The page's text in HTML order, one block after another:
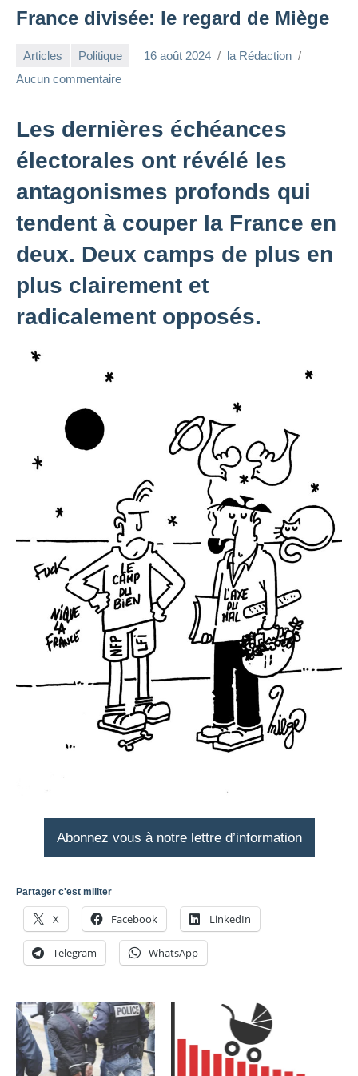
France divisée: le regard de Miège
Articles Politique 16 août 2024
la Rédaction
Aucun commentaire
Les dernières échéances
électorales ont révélé les
antagonismes profonds qui
tendent à couper la France en
deux. Deux camps de plus en
plus clairement et
radicalement opposés.
Abonnez vous à notre lettre d’information
Partager c'est militer
X Facebook LinkedIn
Telegram WhatsApp